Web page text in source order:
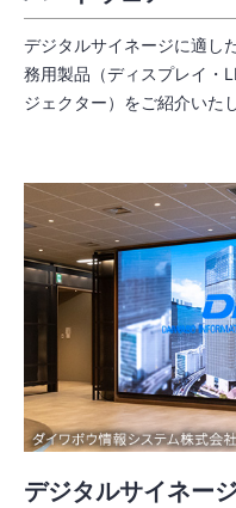
デジタルサイネージに適し
務用製品（ディスプレイ・
ジェクター）をご紹介いた
デジタルサイネー